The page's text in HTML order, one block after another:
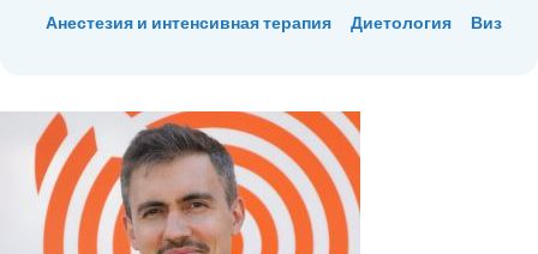
Анестезия и интенсивная терапия Диетология